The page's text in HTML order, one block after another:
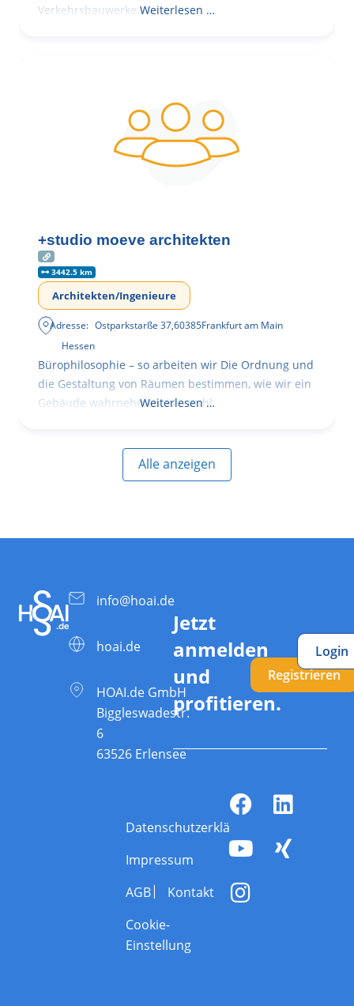
Verkehrsbauwerke. Weiterlesen …
+studio moeve architekten
3442.5 km
Architekten/Ingenieure
Adresse: Ostparkstarße 37,60385Frankfurt am Main
Hessen
Bürophilosophie – so arbeiten wir Die Ordnung und
die Gestaltung von Räumen bestimmen, wie wir ein
Gebäude wahrnehmen, wie wohl
Weiterlesen …
Alle anzeigen
info@hoai.de
hoai.de
HOAI.de GmbH
Biggleswadestr.
6
63526 Erlensee
Jetzt
anmelden
und
profitieren.
Registrieren
Login
Datenschutzerklärung
Impressum
AGB
Kontakt
Cookie-
Einstellung